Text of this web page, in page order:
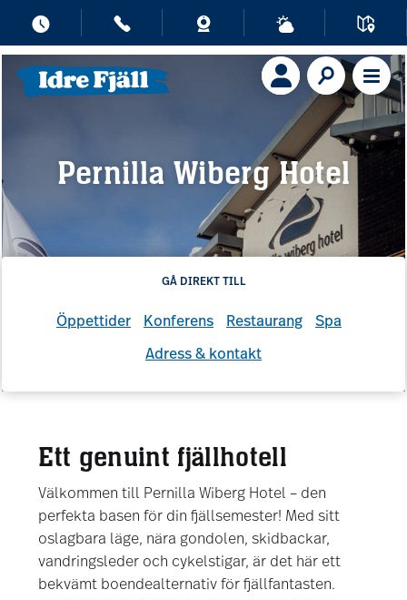
Pernilla Wiberg Hotel
GÅ DIREKT TILL
Öppettider Konferens Restaurang Spa
Adress & kontakt
Ett genuint fjällhotell
Välkommen till Pernilla Wiberg Hotel – den
perfekta basen för din fjällsemester! Med sitt
oslagbara läge, nära gondolen, skidbackar,
vandringsleder och cykelstigar, är det här ett
bekvämt boendealternativ för fjällfantasten.